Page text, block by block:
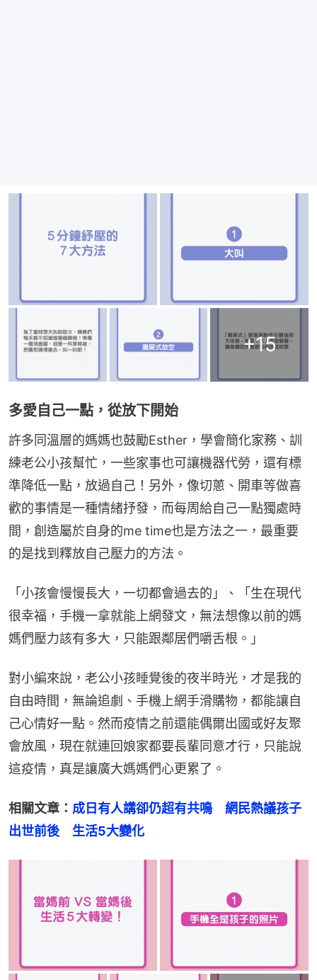
+15
多愛自己一點，從放下開始
許多同溫層的媽媽也鼓勵Esther，學會簡化家務、訓
練老公小孩幫忙，一些家事也可讓機器代勞，還有標
準降低一點，放過自己！另外，像切蔥、開車等做喜
歡的事情是一種情緒抒發，而每周給自己一點獨處時
間，創造屬於自身的me time也是方法之一，最重要
的是找到釋放自己壓力的方法。
「小孩會慢慢長大，一切都會過去的」、「生在現代
很幸福，手機一拿就能上網發文，無法想像以前的媽
媽們壓力該有多大，只能跟鄰居們嚼舌根。」
對小編來說，老公小孩睡覺後的夜半時光，才是我的
自由時間，無論追劇、手機上網手滑購物，都能讓自
己心情好一點。然而疫情之前還能偶爾出國或好友聚
會放風，現在就連回娘家都要長輩同意才行，只能說
這疫情，真是讓廣大媽媽們心更累了。
相關文章： 成日有人講卻仍超有共鳴　網民熱議孩子
出世前後　生活5大變化